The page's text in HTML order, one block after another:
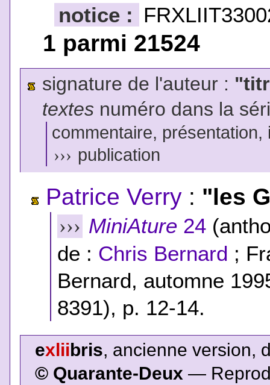
notice :
1 parmi 21524
signature de l'auteur :
textesnuméro dans la
commentaire,
››› publication
Patrice Verry : "les
››› MiniAture 24
de : Chris Bernard ;
Bernard, automne
8391), p. 12-14.
exliibris, ancienne version,
© Quarante-Deux —